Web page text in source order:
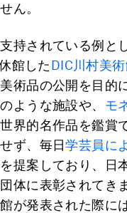
ん。
持されている例と
館したDIC川村美
術品の公開を目的
ような施設や、 モ
界的名作品を鑑賞
ず、毎日学芸員に
提案しており、日
体に表彰されてき
が発表された際に